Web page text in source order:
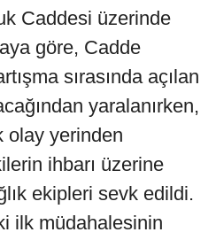
Caddesi üzerinde
göre, Cadde
sırasında açılan
yaralanırken,
olay yerinden
ihbarı üzerine
ekipleri sevk edildi.
ilk müdahalesinin